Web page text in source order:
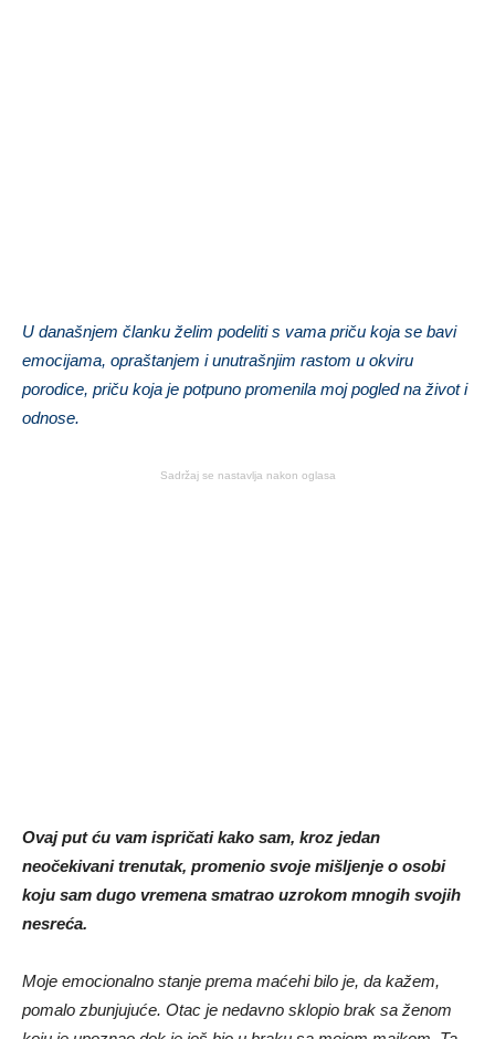
U današnjem članku želim podeliti s vama priču koja se bavi
emocijama, opraštanjem i unutrašnjim rastom u okviru
porodice, priču koja je potpuno promenila moj pogled na život i
odnose.
Sadržaj se nastavlja nakon oglasa
Ovaj put ću vam ispričati kako sam, kroz jedan
neočekivani trenutak, promenio svoje mišljenje o osobi
koju sam dugo vremena smatrao uzrokom mnogih svojih
nesreća.
Moje emocionalno stanje prema maćehi bilo je, da kažem,
pomalo zbunjujuće. Otac je nedavno sklopio brak sa ženom